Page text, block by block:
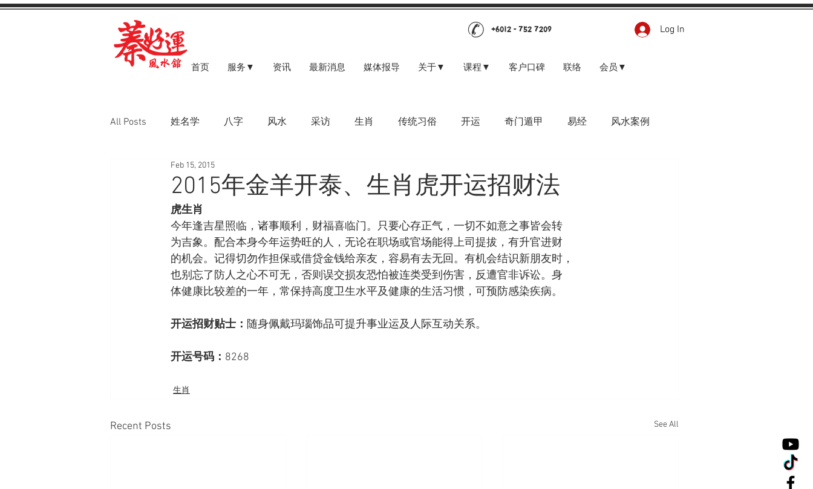
+6012 - 752 7209
首页 服务▼ 资讯 最新消息 媒体报导 关于▼ 课程▼ 客户口碑 联络 会员▼
Log In
All Posts 姓名学 八字 风水 采访 生肖 传统习俗 开运 奇门遁甲 易经 风水案例
八字案例
2015年金羊开泰、生肖虎开运招财法
Feb 15, 2015
虎生肖
今年逢吉星照临，诸事顺利，财福喜临门。只要心存正气，一切不如意之事皆会转
为吉象。配合本身今年运势旺的人，无论在职场或官场能得上司提拔，有升官进财
的机会。记得切勿作担保或借贷金钱给亲友，容易有去无回。有机会结识新朋友时，
也别忘了防人之心不可无，否则误交损友恐怕被连类受到伤害，反遭官非诉讼。身
体健康比较差的一年，常保持高度卫生水平及健康的生活习惯，可预防感染疾病。
开运招财贴士： 随身佩戴玛瑙饰品可提升事业运及人际互动关系。
开运号码： 8268
生肖
Recent Posts See All